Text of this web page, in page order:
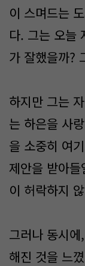
이 스며드는
다. 그는 오늘
가 잘했을까?
하지만 그는
는 하은을 사
을 소중히 여
제안을 받아
이 허락하지
그러나 동시
해진 것을 느